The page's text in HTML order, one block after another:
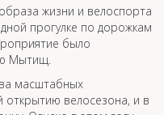
жизни и велоспорта
прогулке по дорожкам
было
Мытищ.
масштабных
велосезона, и в